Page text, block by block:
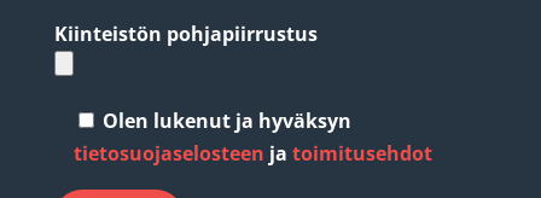
Kiinteistön pohjapiirrustus
Olen lukenut ja hyväksyn
tietosuojaselosteen ja toimitusehdot